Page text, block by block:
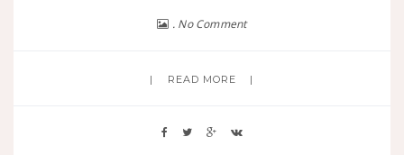
No Comment
READ MORE